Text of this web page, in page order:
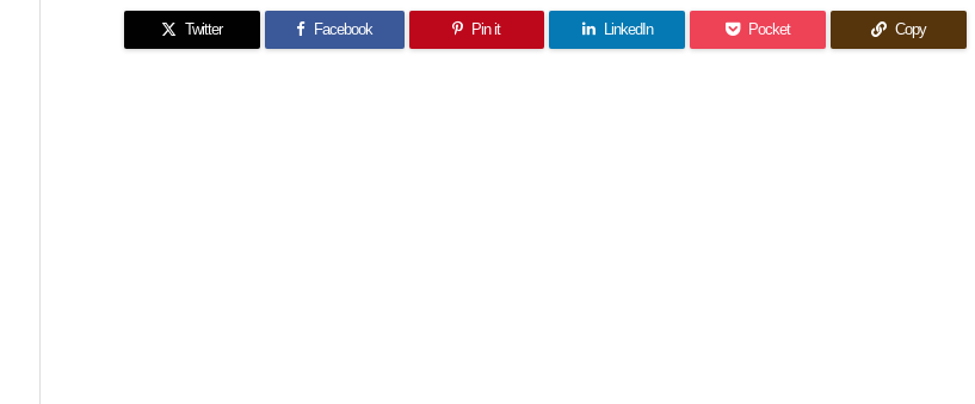
Twitter Facebook Pin it LinkedIn Pocket Copy